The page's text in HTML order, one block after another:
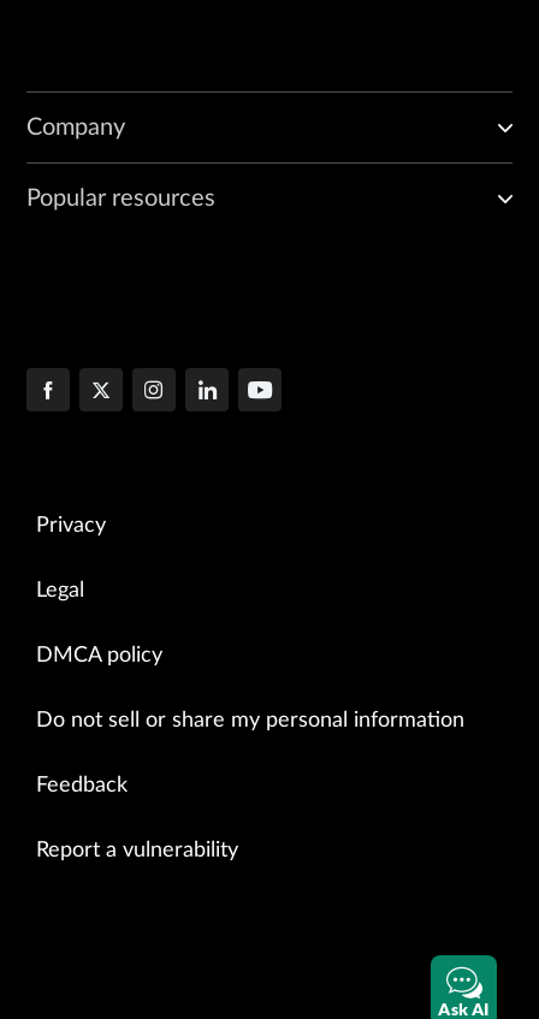
Company
Popular resources
Privacy
Legal
DMCA policy
Do not sell or share my personal information
Feedback
Report a vulnerability
Ask AI